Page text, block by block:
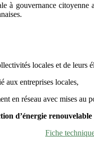
à gouvernance
locales et de leurs
aux entreprises locales,
en réseau avec mises
d’énergie renouvelable
Fiche